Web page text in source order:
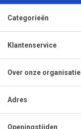
Categorieën
Klantenservice
Over onze organisatie
Adres
Openingstijden